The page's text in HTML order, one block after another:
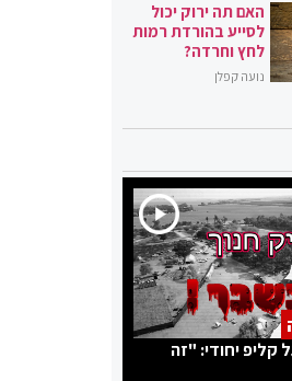
האם תה ירוק יכול
לסייע בהורדת רמות
לחץ וחרדה?
נועה קפלן
קליפ יחודי: "זה